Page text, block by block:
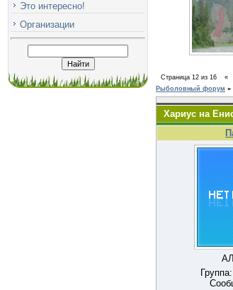
Это интересно!
Организации
Страница 12 из 16 «
Рыболовный форум »
Хариус на